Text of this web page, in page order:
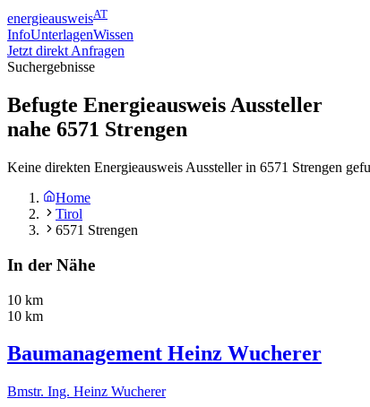
energieausweisAT
InfoUnterlagenWissen
Jetzt direkt Anfragen
Suchergebnisse
Befugte Energieausweis Aussteller
nahe 6571 Strengen
Keine direkten Energieausweis Aussteller in 6571 Strengen
Home
Tirol
6571 Strengen
In der Nähe
10 km
10 km
Baumanagement Heinz Wucherer
Bmstr. Ing. Heinz Wucherer